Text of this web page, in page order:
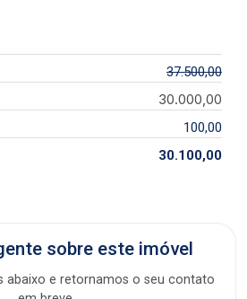
37.500,00
30.000,00
100,00
30.100,00
sobre este imóvel
abaixo e retornamos o seu contato